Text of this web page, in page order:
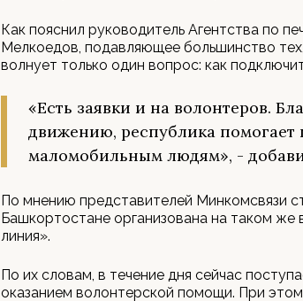
Как пояснил руководитель Агентства по
Мелкоедов, подавляющее большинство
волнует только один вопрос: как
«Есть заявки и на волонтеров.
движению, республика
маломобильным людям», -
По мнению представителей Минкомсвязи
Башкортостане организована на таком же
линия».
По их словам, в течение дня сейчас
оказанием волонтерской помощи. При